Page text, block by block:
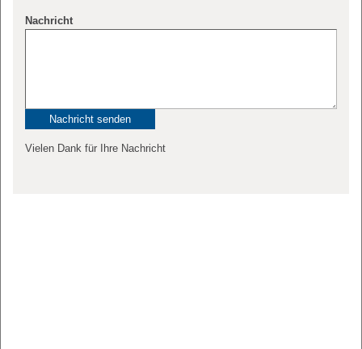
Nachricht
Vielen Dank für Ihre Nachricht